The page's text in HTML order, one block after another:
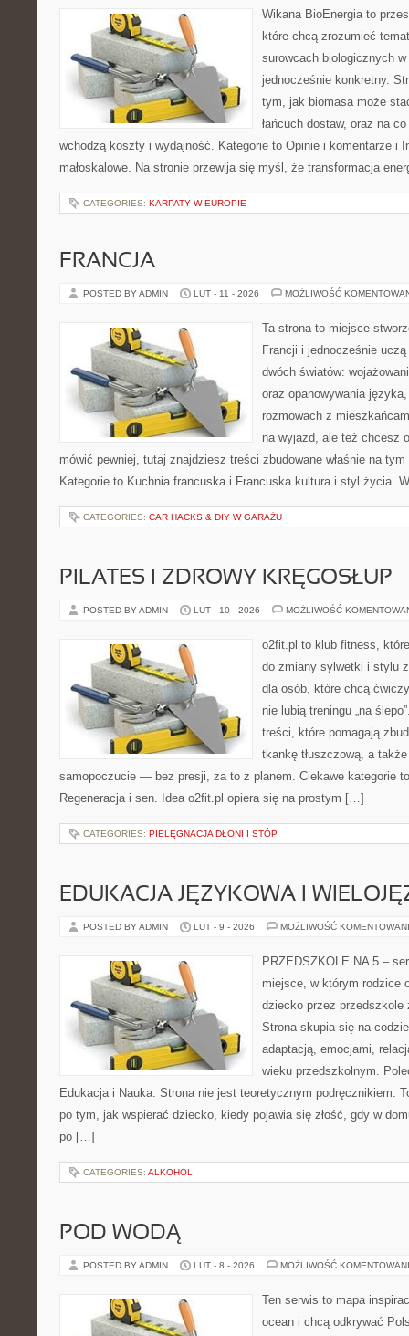
Wikana BioEnergia to
które chcą zrozumieć
surowcach biologicznych
jednocześnie konkretny.
tym, jak biomasa może
łańcuch dostaw, oraz na
wchodzą koszty i wydajność. Kategorie to Opinie i komentarze i
małoskalowe. Na stronie przewija się myśl, że transformacja
CATEGORIES: KARPATY W EUROPIE
FRANCJA
POSTED BY ADMIN LUT - 11 - 2026 MOŻLIWOŚĆ
Ta strona to miejsce
Francji i jednocześnie
dwóch światów:
oraz opanowywania
rozmowach z
na wyjazd, ale też chcesz
mówić pewniej, tutaj znajdziesz treści zbudowane właśnie na
Kategorie to Kuchnia francuska i Francuska kultura i styl życia.
CATEGORIES: CAR HACKS & DIY W GARAŻU
PILATES I ZDROWY KRĘGOSŁUP
POSTED BY ADMIN LUT - 10 - 2026 MOŻLIWOŚĆ
o2fit.pl to klub fitness,
do zmiany sylwetki i stylu
dla osób, które chcą
nie lubią treningu „na
treści, które pomagają
tkankę tłuszczową, a
samopoczucie — bez presji, za to z planem. Ciekawe kategorie
Regeneracja i sen. Idea o2fit.pl opiera się na prostym […]
CATEGORIES: PIELĘGNACJA DŁONI I STÓP
EDUKACJA JĘZYKOWA I
POSTED BY ADMIN LUT - 9 - 2026 MOŻLIWOŚĆ
PRZEDSZKOLE NA 5 –
miejsce, w którym rodzice
dziecko przez przedszkole
Strona skupia się na
adaptacją, emocjami,
wieku przedszkolnym.
Edukacja i Nauka. Strona nie jest teoretycznym podręcznikiem.
po tym, jak wspierać dziecko, kiedy pojawia się złość, gdy w
po […]
CATEGORIES: ALKOHOL
POD WODĄ
POSTED BY ADMIN LUT - 8 - 2026 MOŻLIWOŚĆ
Ten serwis to mapa
ocean i chcą odkrywać